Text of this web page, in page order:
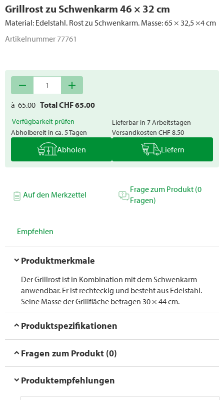
Grillrost zu Schwenkarm 46 × 32 cm
Material: Edelstahl. Rost zu Schwenkarm. Masse: 65 × 32,5 ×4 cm
Artikelnummer 77761
remove add
à 65.00 Total CHF65.00
Verfügbarkeit prüfen
Abholbereit in ca. 5 Tagen
Lieferbar in 7 Arbeitstagen
Versandkosten CHF 8.50
Abholen Liefern
Auf den Merkzettel
Frage zum Produkt (0
Fragen)
Empfehlen
Produktmerkmale
Der Grillrost ist in Kombination mit dem Schwenkarm
anwendbar. Er ist rechteckig und besteht aus Edelstahl.
Seine Masse der Grillfläche betragen 30 × 44 cm.
Produktspezifikationen
Fragen zum Produkt (0)
Produktempfehlungen